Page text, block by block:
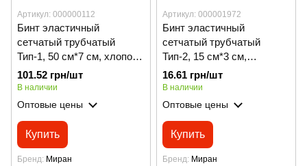
Артикул: 000000112
Бинт эластичный
сетчатый трубчатый
Тип-1, 50 см*7 см, хлопок/
Миран
101.52 грн/шт
В наличии
Оптовые цены
Купить
Бренд Миран
Артикул: 000001972
Бинт эластичный
сетчатый трубчатый
Тип-2, 15 см*3 см,
полиэстер / Миран
16.61 грн/шт
В наличии
Оптовые цены
Купить
Бренд Миран